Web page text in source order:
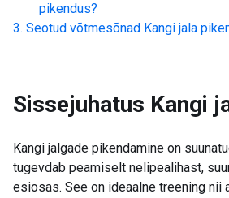
pikendus?
Seotud võtmesõnad Kangi jala
Sissejuhatus Kangi
Kangi jalgade pikendamine on
tugevdab peamiselt nelipealihast,
esiosas. See on ideaalne treening nii